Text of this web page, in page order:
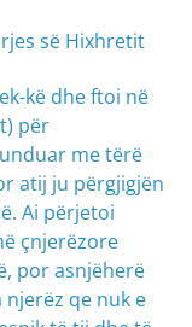
së Hixhretit
kë dhe ftoi në
për
me tërë
atij ju përgjigjën
Ai përjetoi
çnjerëzore
por asnjëherë
qe nuk e